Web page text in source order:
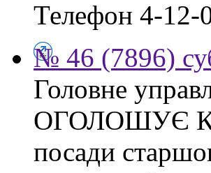
Телефон 4-12-
№ 46 (7896)
Головне
ОГОЛОШУЄ
посади